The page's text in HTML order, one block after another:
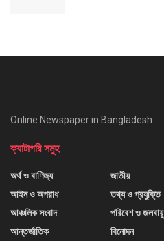
Online Newspaper in Bangladesh
ক্যাটাগরি সমুহ
অর্থ ও বাণিজ্য
আইন ও অপরাধ
আঞ্চলিক সংবাদ
আন্তর্জাতিক
জাতীয়
তথ্য ও প্রযুক্তি
পরিবেশ ও জলবায়ু
বিনোদন